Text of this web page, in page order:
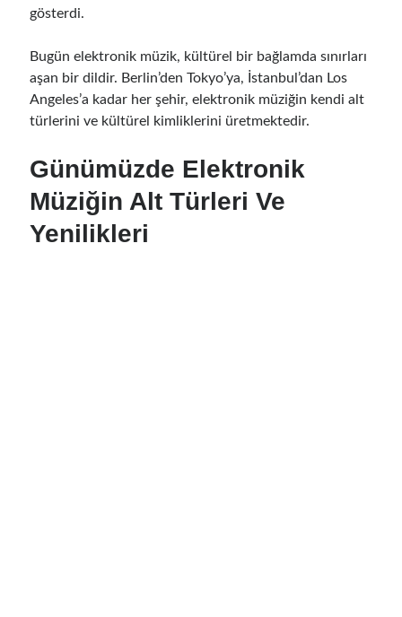
gösterdi.
Bugün elektronik müzik, kültürel bir bağlamda sınırları
aşan bir dildir. Berlin’den Tokyo’ya, İstanbul’dan Los
Angeles’a kadar her şehir, elektronik müziğin kendi alt
türlerini ve kültürel kimliklerini üretmektedir.
Günümüzde Elektronik
Müziğin Alt Türleri Ve
Yenilikleri